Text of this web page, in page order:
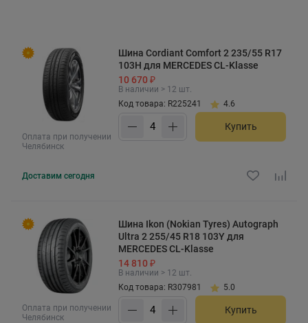
Оплата при получении
Челябинск
Шина Cordiant Comfort 2 235/55 R17
103H для MERCEDES CL-Klasse
10 670 ₽
В наличии > 12 шт.
Код товара: R225241
4.6
Купить
Доставим сегодня
Оплата при получении
Челябинск
Шина Ikon (Nokian Tyres) Autograph
Ultra 2 255/45 R18 103Y для
MERCEDES CL-Klasse
14 810 ₽
В наличии > 12 шт.
Код товара: R307981
5.0
Купить